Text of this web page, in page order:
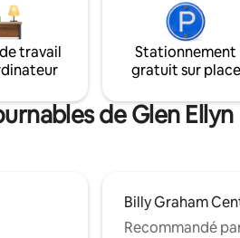
travail
Stationnement
gratuit sur place
de Glen Ellyn
Billy Graham
Recommandé